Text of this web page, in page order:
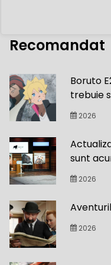
Recomandat
Boruto
trebuie
2026
sunt
2026
2026